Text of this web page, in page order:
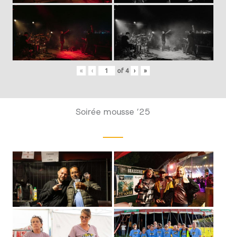
« ‹ of 4 › »
Soirée mousse ’25